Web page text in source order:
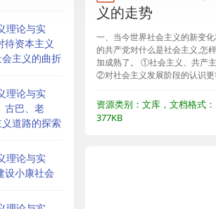
理论与实
待资本主义
主义的曲折
理论与实
古巴、老
道路的探索
理论与实
设小康社会
义的走势
一、当今世界社会主义的新变
的共产党对什么是社会主义,怎
加成熟了。 ①社会主义、共产
②对社会主义发展阶段的认识更
资源类别：文库，文档格式
377KB